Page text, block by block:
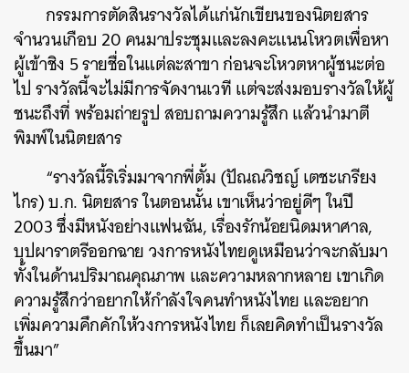
กรรมการตัดสินรางวัลได้แก่นักเขียนของนิตยสาร
จำนวนเกือบ 20 คนมาประชุมและลงคะแนนโหวตเพื่อหา
ผู้เข้าชิง 5 รายชื่อในแต่ละสาขา ก่อนจะโหวตหาผู้ชนะต่อ
ไป รางวัลนี้จะไม่มีการจัดงานเวที แต่จะส่งมอบรางวัลให้ผู้
ชนะถึงที่ พร้อมถ่ายรูป สอบถามความรู้สึก แล้วนำมาตี
พิมพ์ในนิตยสาร
“รางวัลนี้ริเริ่มมาจากพี่ตั้ม (ปัณณวิชญ์ เตชะเกรียง
ไกร) บ.ก. นิตยสาร ในตอนนั้น เขาเห็นว่าอยู่ดีๆ ในปี
2003 ซึ่งมีหนังอย่างแฟนฉัน, เรื่องรักน้อยนิดมหาศาล,
บุปผาราตรีออกฉาย วงการหนังไทยดูเหมือนว่าจะกลับมา
ทั้งในด้านปริมาณคุณภาพ และความหลากหลาย เขาเกิด
ความรู้สึกว่าอยากให้กำลังใจคนทำหนังไทย และอยาก
เพิ่มความคึกคักให้วงการหนังไทย ก็เลยคิดทำเป็นรางวัล
ขึ้นมา”